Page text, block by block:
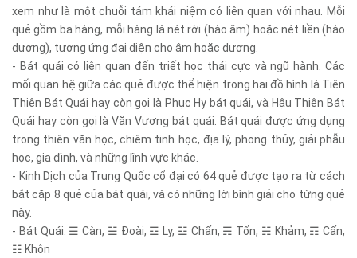
xem như là một chuỗi tám khái niệm có liên quan với nhau. Mỗi
quẻ gồm ba hàng, mỗi hàng là nét rời (hào âm) hoặc nét liền (hào
dương), tương ứng đại diện cho âm hoặc dương.
- Bát quái có liên quan đến triết học thái cực và ngũ hành. Các
mối quan hệ giữa các quẻ được thể hiện trong hai đồ hình là Tiên
Thiên Bát Quái hay còn gọi là Phục Hy bát quái, và Hậu Thiên Bát
Quái hay còn gọi là Văn Vương bát quái. Bát quái được ứng dụng
trong thiên văn học, chiêm tinh học, địa lý, phong thủy, giải phẫu
học, gia đình, và những lĩnh vực khác.
- Kinh Dịch của Trung Quốc cổ đại có 64 quẻ được tạo ra từ cách
bắt cặp 8 quẻ của bát quái, và có những lời bình giải cho từng quẻ
này.
- Bát Quái: ☰ Càn, ☱ Đoài, ☲ Ly, ☳ Chấn, ☴ Tốn, ☵ Khảm, ☶ Cấn,
☷ Khôn